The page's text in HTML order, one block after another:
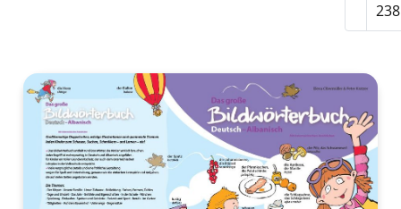
238